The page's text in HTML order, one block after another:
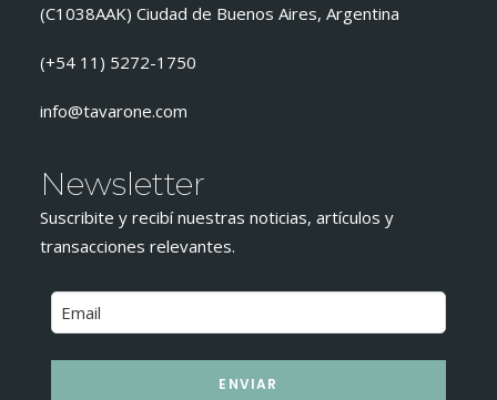
(C1038AAK) Ciudad de Buenos Aires, Argentina
(+54 11) 5272-1750
info@tavarone.com
Newsletter
Suscribite y recibí nuestras noticias, artículos y
transacciones relevantes.
ENVIAR